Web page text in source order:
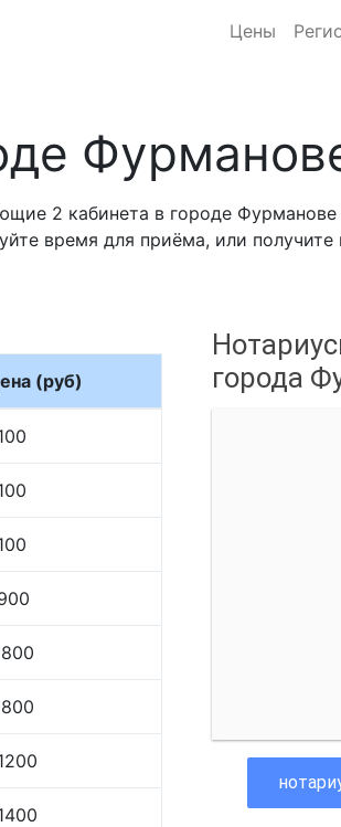
Цены
2 кабинета в городе
время для приёма, или
(руб)
города